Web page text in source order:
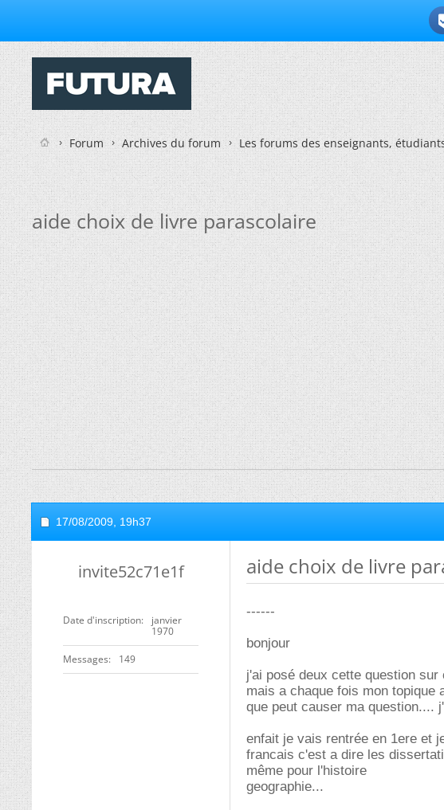
Forum Archives du forum Les forums des enseignants,
aide choix de livre parascolaire
17/08/2009, 19h37
invite52c71e1f
Date d'inscription
janvier
1970
Messages 149
aide choix de livre
------
bonjour
j'ai posé deux cette question
mais a chaque fois mon topique
que peut causer ma question....
enfait je vais rentrée en 1ere et
francais c'est a dire les
même pour l'histoire
geographie...